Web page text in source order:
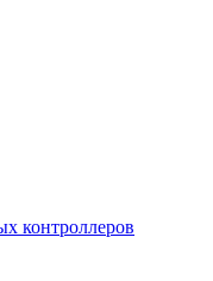
контроллеров